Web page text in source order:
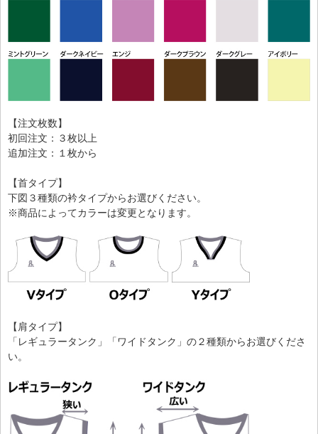
【注文枚数】
初回注文：３枚以上
追加注文：１枚から
【首タイプ】
下図３種類の衿タイプからお選びください。
※商品によってカラーは変更となります。
【肩タイプ】
「レギュラータンク」「ワイドタンク」の２種類からお選びくださ
い。